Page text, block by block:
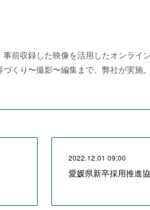
前収録した映像を活用したオンライ
くり〜撮影〜編集まで、弊社が実
2022.12.01 09:00
愛媛県新卒採用推進